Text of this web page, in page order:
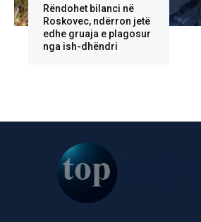
Rëndohet bilanci në
Roskovec, ndërron jetë
edhe gruaja e plagosur
nga ish-dhëndri